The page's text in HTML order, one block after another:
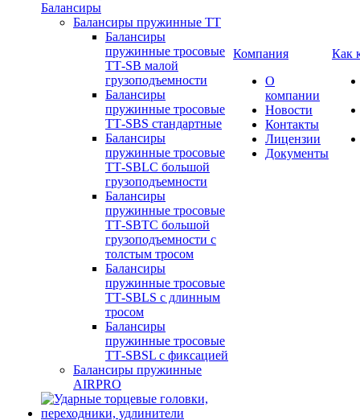
Балансиры
Балансиры пружинные TT
Балансиры
пружинные тросовые
ТТ-SB малой
грузоподъемности
Балансиры
пружинные тросовые
ТТ-SBS стандартные
Балансиры
пружинные тросовые
ТТ-SBLC большой
грузоподъемности
Балансиры
пружинные тросовые
ТТ-SBTC большой
грузоподъемности с
толстым тросом
Балансиры
пружинные тросовые
ТТ-SBLS с длинным
тросом
Балансиры
пружинные тросовые
ТТ-SBSL с фиксацией
Балансиры пружинные
AIRPRO
Компания
О
компании
Новости
Контакты
Лицензии
Документы
Как